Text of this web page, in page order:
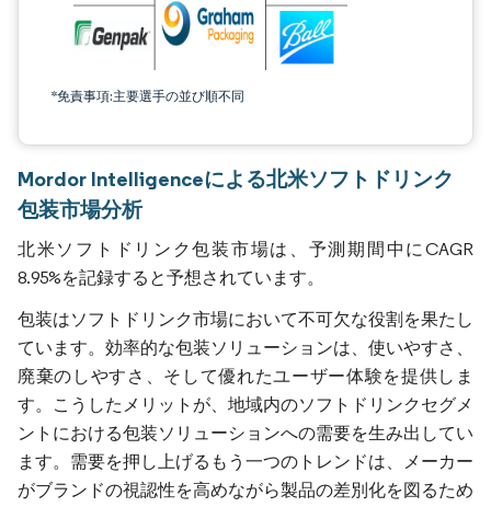
*免責事項:主要選手の並び順不同
Mordor Intelligenceによる北米ソフトドリンク
包装市場分析
北米ソフトドリンク包装市場は、予測期間中にCAGR
8.95%を記録すると予想されています。
包装はソフトドリンク市場において不可欠な役割を果たし
ています。効率的な包装ソリューションは、使いやすさ、
廃棄のしやすさ、そして優れたユーザー体験を提供しま
す。こうしたメリットが、地域内のソフトドリンクセグメ
ントにおける包装ソリューションへの需要を生み出してい
ます。需要を押し上げるもう一つのトレンドは、メーカー
がブランドの視認性を高めながら製品の差別化を図るため